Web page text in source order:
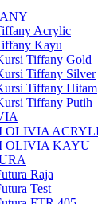
Acrylic
Kayu
Tiffany Gold
Tiffany Silver
Tiffany Hitam
Tiffany Putih
OLIVIA
OLIVIA KAYU
Raja
Test